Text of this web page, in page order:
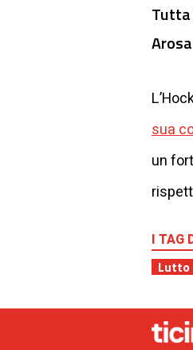
Tutta
sua
un
I TAG
Lutto